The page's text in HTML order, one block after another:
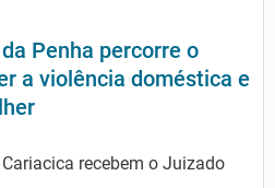
Penha percorre o
a violência doméstica e
recebem o Juizado